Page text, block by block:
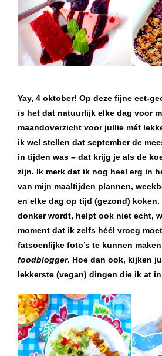
Yay, 4 oktober! Op deze fijne eet-
is het dat natuurlijk elke dag voor
maandoverzicht voor jullie mét
ik wel stellen dat september de
in tijden was – dat krijg je als de
zijn. Ik merk dat ik nog heel erg in
van mijn maaltijden plannen,
en elke dag op tijd (gezond) koken.
donker wordt, helpt ook niet echt,
moment dat ik zelfs héél vroeg
fatsoenlijke foto’s te kunnen
foodblogger. Hoe dan ook, kijken
lekkerste (vegan) dingen die ik at